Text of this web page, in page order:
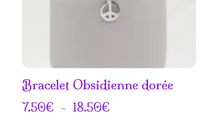
Bracelet Obsidienne dorée
7.50€ – 18.50€Plage